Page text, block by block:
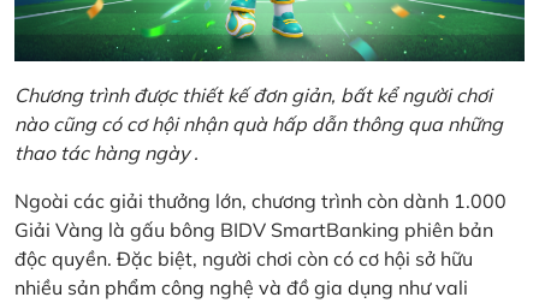
Chương trình được thiết kế đơn giản, bất kể người chơi
nào cũng có cơ hội nhận quà hấp dẫn thông qua những
thao tác hàng ngày .
Ngoài các giải thưởng lớn, chương trình còn dành 1.000
Giải Vàng là gấu bông BIDV SmartBanking phiên bản
độc quyền. Đặc biệt, người chơi còn có cơ hội sở hữu
nhiều sản phẩm công nghệ và đồ gia dụng như vali